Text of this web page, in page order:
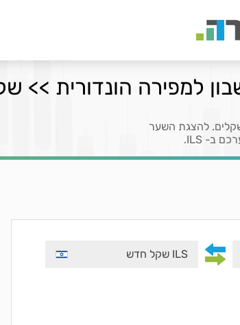
למפירה הונדורית >>
להצגת השער
ILS שקל חדש